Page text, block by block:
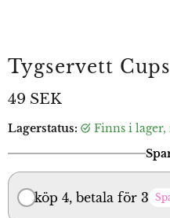
Tygservett
Aktuellt pris
49 SEK
Lagerstatus:
finns i
köp 4, betala för 3